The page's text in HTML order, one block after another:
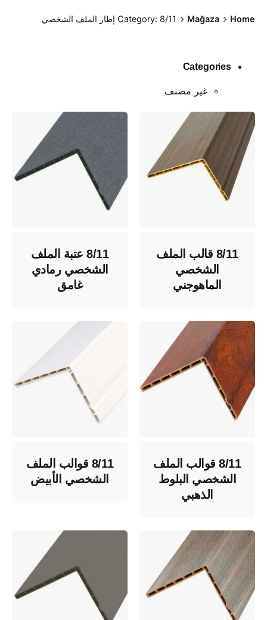
Home
Mağaza Category: 8/11 إطار الملف الشخصي
Categories
غير مصنف
8/11 عتبة الملف
الشخصي رمادي
غامق
8/11 قالب الملف
الشخصي
الماهوجني
8/11 قوالب الملف
الشخصي الأبيض
8/11 قوالب الملف
الشخصي البلوط
الذهبي